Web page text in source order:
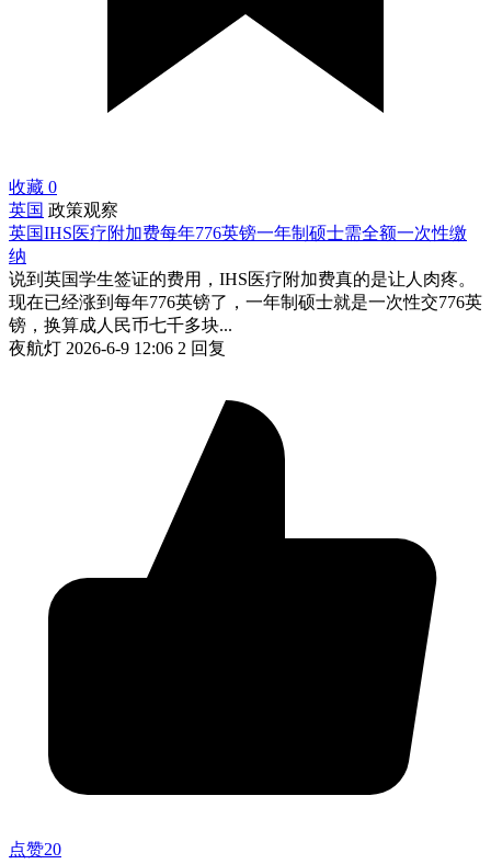
收藏 0
英国 政策观察
英国IHS医疗附加费每年776英镑一年制硕士需全额一次性缴
纳
说到英国学生签证的费用，IHS医疗附加费真的是让人肉疼。
现在已经涨到每年776英镑了，一年制硕士就是一次性交776英
镑，换算成人民币七千多块...
夜航灯 2026-6-9 12:06 2 回复
点赞20